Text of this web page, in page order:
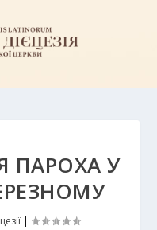
ПАРОХА У
|